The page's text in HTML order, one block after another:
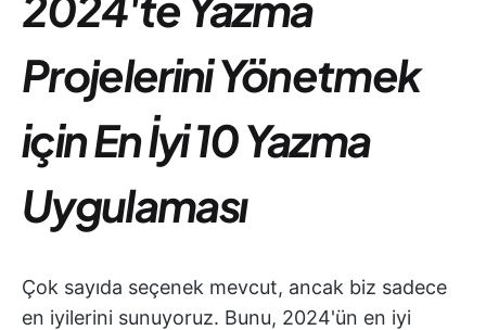
Projelerini Yönetmek
için En İyi 10 Yazma
Uygulaması
Çok sayıda seçenek mevcut, ancak biz sadece
en iyilerini sunuyoruz. Bunu, 2024'ün en iyi